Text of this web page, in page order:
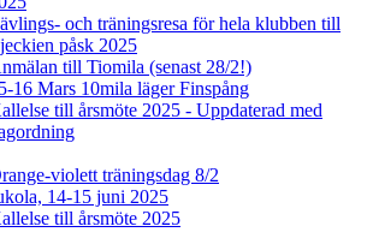
och träningsresa för hela klubben till
påsk 2025
till Tiomila (senast 28/2!)
16 Mars 10mila läger Finspång
till årsmöte 2025 - Uppdaterad med
violett träningsdag 8/2
14-15 juni 2025
till årsmöte 2025